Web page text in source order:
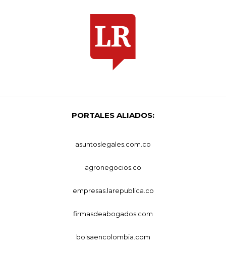
PORTALES ALIADOS:
asuntoslegales.com.co
agronegocios.co
empresas.larepublica.co
firmasdeabogados.com
bolsaencolombia.com